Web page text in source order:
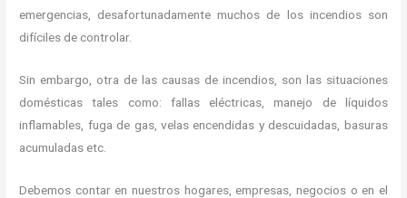
emergencias, desafortunadamente muchos de los incendios son
difíciles de controlar.
Sin embargo, otra de las causas de incendios, son las situaciones
domésticas tales como: fallas eléctricas, manejo de líquidos
inflamables, fuga de gas, velas encendidas y descuidadas, basuras
acumuladas etc.
Debemos contar en nuestros hogares, empresas, negocios o en el